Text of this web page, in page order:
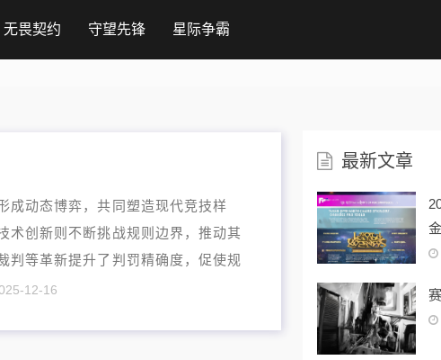
无畏契约 守望先锋 星际争霸
成动态博弈，共同塑造现代竞技样
术创新则不断挑战规则边界，推动其
判等革新提升了判罚精确度，促使规
12-16
最新文章